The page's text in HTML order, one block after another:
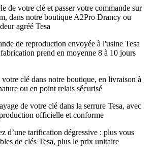
de votre clé et passer votre commande sur
dans notre boutique A2Pro Drancy ou
agréé Tesa
de reproduction envoyée à l'usine Tesa
prend en moyenne 8 à 10 jours
clé dans notre boutique, en livraison à
ou en point relais sécurisé
de votre clé dans la serrure Tesa, avec
officielle et conforme
d’une tarification dégressive : plus vous
de clés Tesa, plus le prix unitaire